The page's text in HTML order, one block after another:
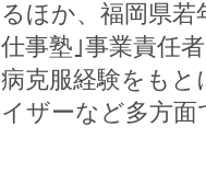
るほか、福岡県
仕事塾｣事業責任
病克服経験をも
イザーなど多方面